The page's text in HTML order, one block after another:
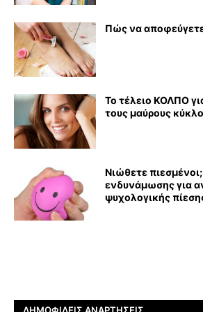
Πώς να
Το τέλειο ΚΟΛΠΟ
τους μαύρους
Νιώθετε
ενδυνάμωσης για
ψυχολογικής